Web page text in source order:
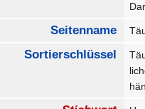
Seitenname
Sortierschlüssel